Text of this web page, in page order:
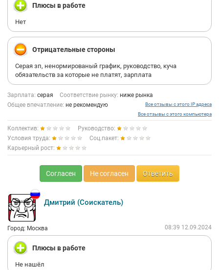
Плюсы в работе
Нет
Отрицательные стороны
Серая зп, ненормированый график, руководство, куча
обязательств за которые не платят, зарплата
Зарплата: серая Соответствие рынку: ниже рынка
Общее впечатление: не рекомендую
Все отзывы с этого IP адреса
Все отзывы с этого компьютера
Коллектив:
Руководство:
Условия труда:
Соц.пакет:
Карьерный рост:
Согласен Не согласен Ответить
Дмитрий (Соискатель)
Город: Москва 08:39 12.09.2024
Плюсы в работе
Не нашёл